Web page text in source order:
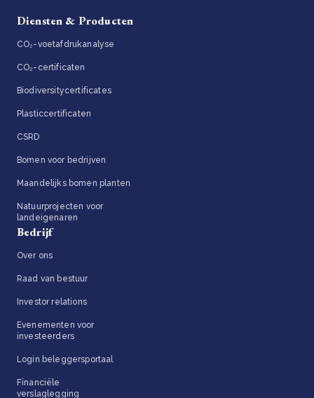
Diensten & Producten
CO₂-voetafdrukanalyse
CO₂-certificaten
Biodiversitycertificates
Plasticcertificaten
CSRD
Bomen voor bedrijven
Maandelijks bomen planten
Natuurprojecten voor
landeigenaren
Bedrijf
Over ons
Raad van bestuur
Investor relations
Evenementen voor
investeerders
Login beleggersportaal
Financiële
verslaglegging